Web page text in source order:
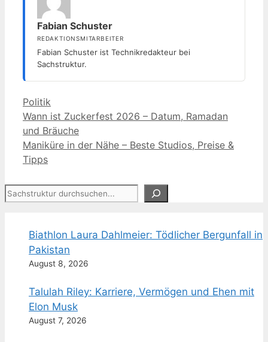
Fabian Schuster
REDAKTIONSMITARBEITER
Fabian Schuster ist Technikredakteur bei
Sachstruktur.
Kategorien
Politik
Wann ist Zuckerfest 2026 – Datum, Ramadan
und Bräuche
Maniküre in der Nähe – Beste Studios, Preise &
Tipps
Suchen
Biathlon Laura Dahlmeier: Tödlicher Bergunfall in
Pakistan
August 8, 2026
Talulah Riley: Karriere, Vermögen und Ehen mit
Elon Musk
August 7, 2026